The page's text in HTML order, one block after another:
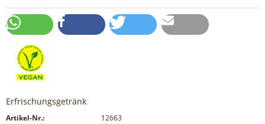
Erfrischungsgetränk
Artikel-Nr.:
12663